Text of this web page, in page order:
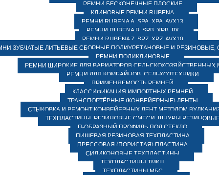
РЕМНИ БЕСКОНЕЧНЫЕ ПЛОСКИЕ
КЛИНОВЫЕ РЕМНИ RUBENA
РЕМНИ RUBENA А, SPA, XPA, AVX13
РЕМНИ RUBENA В, SPВ, ХPВ, ВХ
РЕМНИ RUBENA Z, SPZ, XPZ, AVX10
ЗУБЧАТЫЕ ЛИТЬЕВЫЕ СБОРНЫЕ ПОЛИУРЕТАНОВЫЕ И РЕЗИНОВЫЕ,
РЕМНИ ПОЛИКЛИНОВЫЕ
РЕМНИ ШИРОКИЕ ДЛЯ ВАРИАТОРОВ СЕЛЬСКОХОЗЯЙСТВЕННЫХ
РЕМНИ ДЛЯ КОМБАЙНОВ, СЕЛЬХОЗТЕХНИКИ
ПРИМЕНЯЕМОСТЬ РЕМНЕЙ
КЛАССИФИКАЦИЯ ИМПОРТНЫХ РЕМНЕЙ
ТРАНСПОРТЁРНЫЕ (КОНВЕЙЕРНЫЕ) ЛЕНТЫ
СТЫКОВКА И РЕМОНТ КОНВЕЙЕРНЫХ ЛЕНТ МЕТОДОМ
ТЕХПЛАСТИНЫ, РЕЗИНОВЫЕ СМЕСИ, ШНУРЫ
П-ОБРАЗНЫЙ ПРОФИЛЬ ПОД СТЕКЛО
ПИЩЕВАЯ РЕЗИНОВАЯ ТЕХПЛАСТИНА
ПРЕССОВАЯ (ПОРИСТАЯ) ПЛАСТИНА
СИЛИКОНОВЫЕ ТЕХПЛАСТИНЫ
ТЕХПЛАСТИНЫ ТМКЩ
ТЕХПЛАСТИНЫ МБС